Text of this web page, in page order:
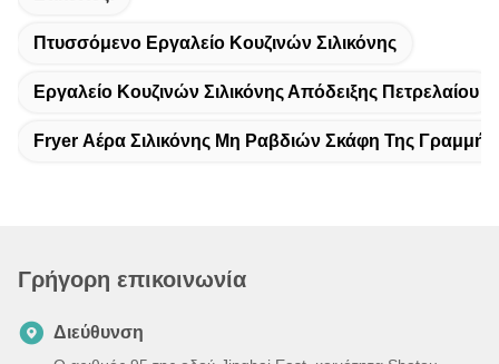
Πτυσσόμενο Εργαλείο Κουζινών Σιλικόνης
Εργαλείο Κουζινών Σιλικόνης Απόδειξης Πετρελαίου
Fryer Αέρα Σιλικόνης Μη Ραβδιών Σκάφη Της Γραμμής
Γρήγορη επικοινωνία
Διεύθυνση